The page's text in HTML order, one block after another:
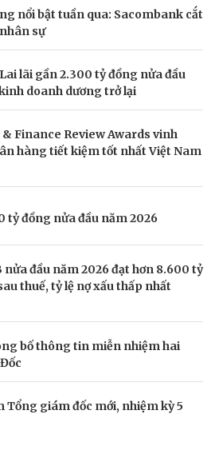
nổi bật tuần qua: Sacombank cắt
sự
lãi gần 2.300 tỷ đồng nửa đầu
doanh dương trở lại
Finance Review Awards vinh
hàng tiết kiệm tốt nhất Việt Nam
tỷ đồng nửa đầu năm 2026
nửa đầu năm 2026 đạt hơn 8.600 tỷ
thuế, tỷ lệ nợ xấu thấp nhất
bố thông tin miễn nhiệm hai
Tổng giám đốc mới, nhiệm kỳ 5